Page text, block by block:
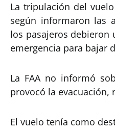
La tripulación del
según informaron las
los pasajeros debieron
emergencia para bajar
La FAA no informó
provocó la evacuación,
El vuelo tenía como